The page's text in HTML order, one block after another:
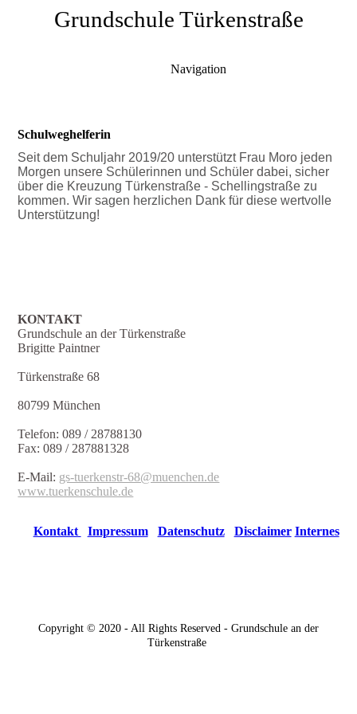
Grundschule Türkenstraße
Navigation
Schulweghelferin
Seit dem Schuljahr 2019/20 unterstützt Frau Moro jeden
Morgen unsere Schülerinnen und Schüler dabei, sicher
über die Kreuzung Türkenstraße - Schellingstraße zu
kommen. Wir sagen herzlichen Dank für diese wertvolle
Unterstützung!
KONTAKT
Grundschule an der Türkenstraße
Brigitte Paintner
Türkenstraße 68
80799 München
Telefon: 089 / 28788130
Fax: 089 / 287881328
E-Mail: gs-tuerkenstr-68@muenchen.de
www.tuerkenschule.de
Kontakt Impressum Datenschutz Disclaimer Internes
Copyright © 2020 - All Rights Reserved - Grundschule an der
Türkenstraße